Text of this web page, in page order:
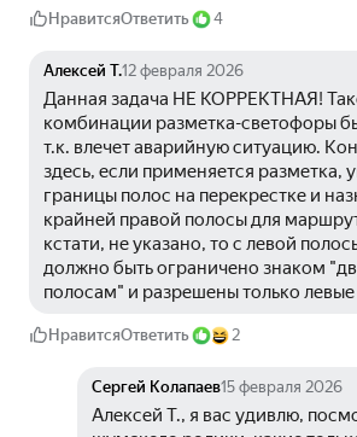
НравитсяОтветить 4
Алексей Т.12 февраля 2026
Данная задача НЕ КОРРЕКТНАЯ!
комбинации разметка-светофоры
т.к. влечет аварийную ситуацию.
здесь, если применяется разметка,
границы полос на перекрестке и
крайней правой полосы для
кстати, не указано, то с левой
должно быть ограничено знаком
полосам" и разрешены только
НравитсяОтветить 2
Сергей Колапаев15 февраля 2026
Алексей Т., я вас удивлю,